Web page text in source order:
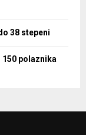
38 stepeni
150 polaznika